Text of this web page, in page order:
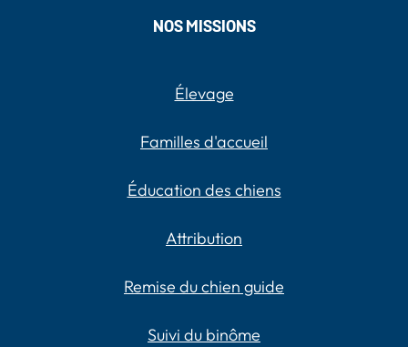
NOS MISSIONS
Élevage
Familles d'accueil
Éducation des chiens
Attribution
Remise du chien guide
Suivi du binôme